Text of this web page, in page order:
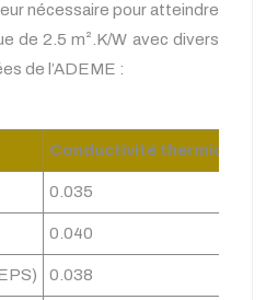
nécessaire pour atteindre
de 2.5 m².K/W avec divers
de l’ADEME :
Conductivité thermique
0.035
0.040
0.038